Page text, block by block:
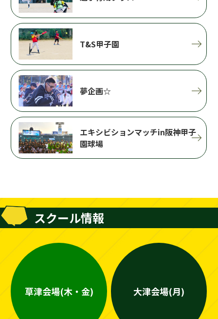
T&S甲子園
夢企画☆
エキシビションマッチin阪神甲子
園球場
スクール情報
草津会場(木・金) 大津会場(月)